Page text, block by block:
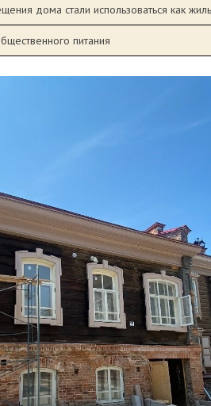
дома стали использоваться как
питания